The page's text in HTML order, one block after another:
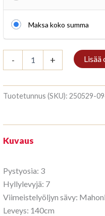
Maksa koko summa
-
3/7
Mahonki
määrä
+ Lisää
Tuotetunnus (SKU): 250529-
Kuvaus
Pystyosia: 3
Hyllylevyjä: 7
Viimeistelyöljyn sävy:
Leveys: 140cm